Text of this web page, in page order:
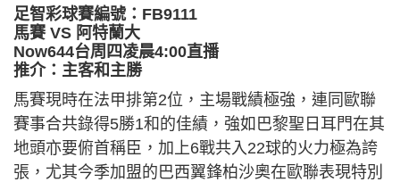
足智彩球賽編號：FB9111
馬賽 VS 阿特蘭大
Now644台周四凌晨4:00直播
推介：主客和主勝
馬賽現時在法甲排第2位，主場戰績極強，連同歐聯
賽事合共錄得5勝1和的佳績，強如巴黎聖日耳門在其
地頭亦要俯首稱臣，加上6戰共入22球的火力極為誇
張，尤其今季加盟的巴西翼鋒柏沙奧在歐聯表現特別